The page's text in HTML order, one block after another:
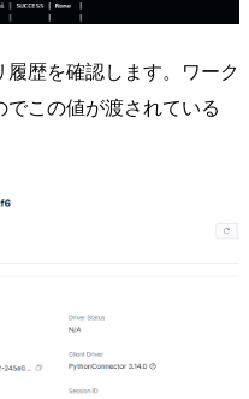
歴を確認します。ワーク
でこの値が渡されている